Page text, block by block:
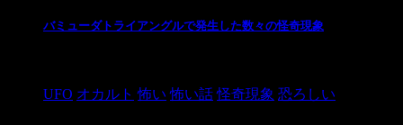
バミューダトライアングルで発生した数々の怪奇現象
UFO オカルト 怖い 怖い話 怪奇現象 恐ろしい